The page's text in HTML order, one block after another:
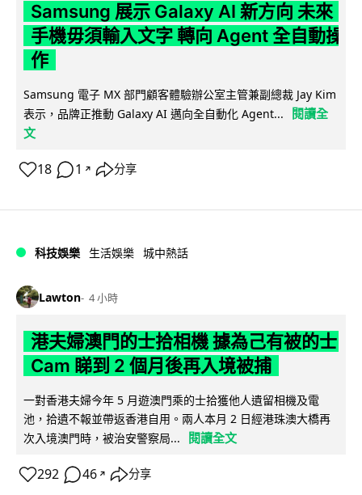
Samsung 展示 Galaxy AI 新方向 未來
手機毋須輸入文字 轉向 Agent 全自動操
作
Samsung 電子 MX 部門顧客體驗辦公室主管兼副總裁 Jay Kim
表示，品牌正推動 Galaxy AI 邁向全自動化 Agent...
閱讀全
文
18 1 ↗ 分享
科技娛樂 生活娛樂 城中熱話
Lawton 4 小時
港夫婦澳門的士拾相機 據為己有被的士
Cam 睇到 2 個月後再入境被捕
一對香港夫婦今年 5 月遊澳門乘的士拾獲他人遺留相機及電
池，拾遺不報並帶返香港自用。兩人本月 2 日經港珠澳大橋再
次入境澳門時，被治安警察局...
閱讀全文
292 46 ↗ 分享